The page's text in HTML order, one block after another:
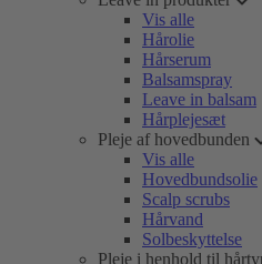
Vis alle
Hårolie
Hårserum
Balsamspray
Leave in balsam
Hårplejesæt
Pleje af hovedbunden
Vis alle
Hovedbundsolie
Scalp scrubs
Hårvand
Solbeskyttelse
Pleje i henhold til